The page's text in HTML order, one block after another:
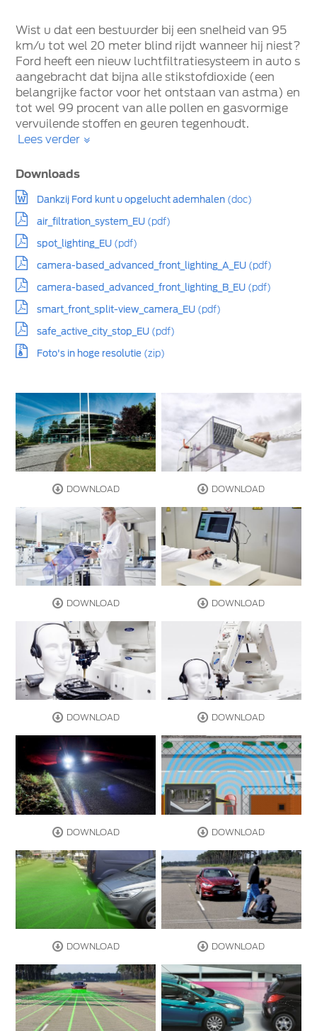
Wist u dat een bestuurder bij een snelheid van 95
km/u tot wel 20 meter blind rijdt wanneer hij niest?
Ford heeft een nieuw luchtfiltratiesysteem in auto s
aangebracht dat bijna alle stikstofdioxide (een
belangrijke factor voor het ontstaan van astma) en
tot wel 99 procent van alle pollen en gasvormige
vervuilende stoffen en geuren tegenhoudt.
Lees verder
Downloads
Dankzij Ford kunt u opgelucht ademhalen (doc)
air_filtration_system_EU (pdf)
spot_lighting_EU (pdf)
camera-based_advanced_front_lighting_A_EU (pdf)
camera-based_advanced_front_lighting_B_EU (pdf)
smart_front_split-view_camera_EU (pdf)
safe_active_city_stop_EU (pdf)
Foto's in hoge resolutie (zip)
DOWNLOAD DOWNLOAD
DOWNLOAD DOWNLOAD
DOWNLOAD DOWNLOAD
DOWNLOAD DOWNLOAD
DOWNLOAD DOWNLOAD